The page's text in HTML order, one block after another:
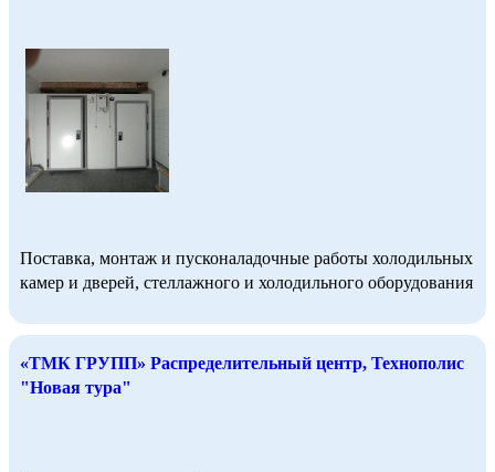
Поставка, монтаж и пусконаладочные работы холодильных
камер и дверей, стеллажного и холодильного оборудования
«ТМК ГРУПП» Распределительный центр, Технополис
"Новая тура"